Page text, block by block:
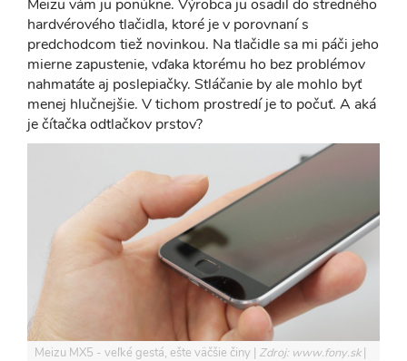
Meizu vám ju ponúkne. Výrobca ju osadil do stredného
hardvérového tlačidla, ktoré je v porovnaní s
predchodcom tiež novinkou. Na tlačidle sa mi páči jeho
mierne zapustenie, vďaka ktorému ho bez problémov
nahmatáte aj poslepiačky. Stláčanie by ale mohlo byť
menej hlučnejšie. V tichom prostredí je to počuť. A aká
je čítačka odtlačkov prstov?
Meizu MX5 - veľké gestá, ešte väčšie činy Zdroj: www.fony.sk